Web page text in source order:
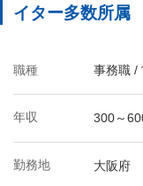
イター多数所属
職種 事務職 /
年収 300～
勤務地 大阪府